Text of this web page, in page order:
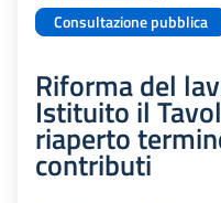
Consultazione pubblica
Riforma del
Istituito il
riaperto
contributi